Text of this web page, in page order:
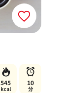
545
kcal
10
分